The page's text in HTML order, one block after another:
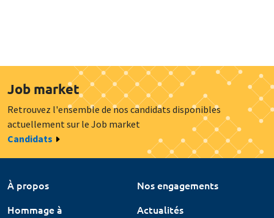
Job market
Retrouvez l'ensemble de nos candidats disponibles
actuellement sur le Job market
Candidats
À propos
Nos engagements
Hommage à
Actualités